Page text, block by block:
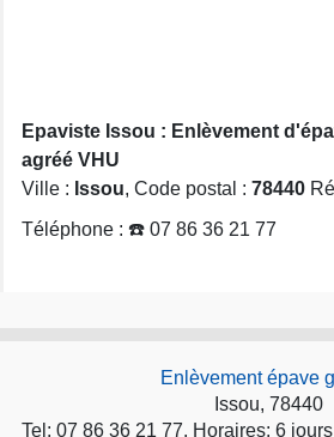
Epaviste Issou : Enlèvement
agréé VHU
Ville : Issou, Code postal : 78440
Téléphone : ☎️ 07 86 36 21 77
Enlèvement épave
Issou, 78440
Tel: 07 86 36 21 77. Horaires: 6